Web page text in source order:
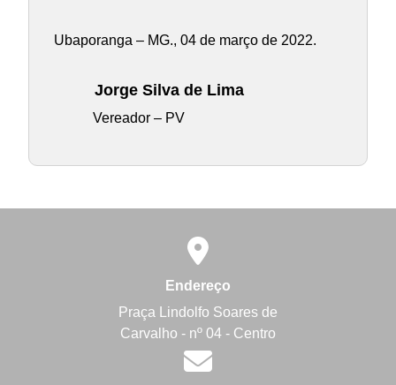
Ubaporanga – MG., 04 de março de 2022.
Jorge Silva de Lima
Vereador – PV
Endereço
Praça Lindolfo Soares de
Carvalho - nº 04 - Centro